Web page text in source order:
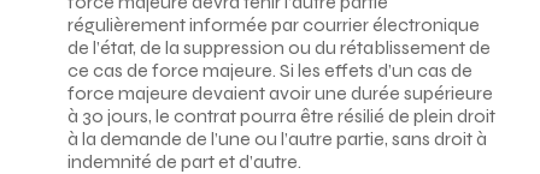
régulièrement informée par courrier électronique
de l’état, de la suppression ou du rétablissement de
ce cas de force majeure. Si les effets d’un cas de
force majeure devaient avoir une durée supérieure
à 30 jours, le contrat pourra être résilié de plein droit
à la demande de l’une ou l’autre partie, sans droit à
indemnité de part et d’autre.